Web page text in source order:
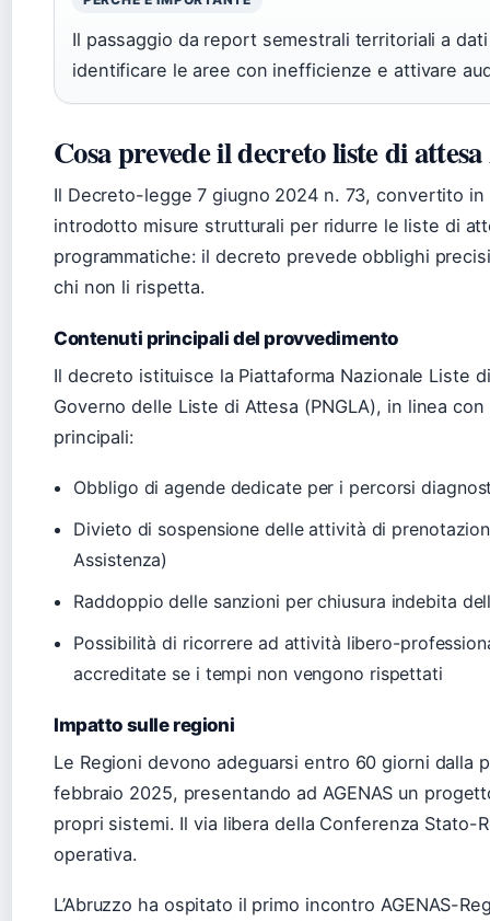
Il passaggio da report semestrali territoriali a
identificare le aree con inefficienze e attivare
Cosa prevede il decreto liste di attesa
Il Decreto-legge 7 giugno 2024 n. 73, convertito in
introdotto misure strutturali per ridurre le liste di
programmatiche: il decreto prevede obblighi
chi non li rispetta.
Contenuti principali del provvedimento
Il decreto istituisce la Piattaforma Nazionale Liste
Governo delle Liste di Attesa (PNGLA), in linea
principali:
Obbligo di agende dedicate per i percorsi
Divieto di sospensione delle attività di
Assistenza)
Raddoppio delle sanzioni per chiusura indebita
Possibilità di ricorrere ad attività libero-
accreditate se i tempi non vengono rispettati
Impatto sulle regioni
Le Regioni devono adeguarsi entro 60 giorni dalla
febbraio 2025, presentando ad AGENAS un
propri sistemi. Il via libera della Conferenza Stato-
operativa.
L’Abruzzo ha ospitato il primo incontro AGENAS-